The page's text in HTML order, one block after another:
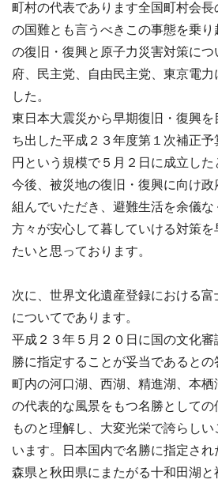
町村の代表であります全国町村会
の国難とも言うべきこの事態を乗
の復旧・復興と原子力災害対策に
府、民主党、自由民主党、東京電力
した。
東日本大震災から早期復旧・復興
ち出した平成２３年度第１次補正
円という規模で５月２日に成立した
今後、被災地の復旧・復興に向け政
組んでいただき、避難生活を余儀
方々が安心して暮していける対策を
たいと思っております。
次に、世界文化遺産登録における
についてであります。
平成２３年５月２０日に国の文化
勝に指定することが妥当であるとの
町内の河口湖、西湖、精進湖、本栖
の代表的な風景をもつ名勝として
ものと理解し、大変光栄で誇らし
います。日本国内で名勝に指定さ
森県と秋田県にまたがる十和田湖と